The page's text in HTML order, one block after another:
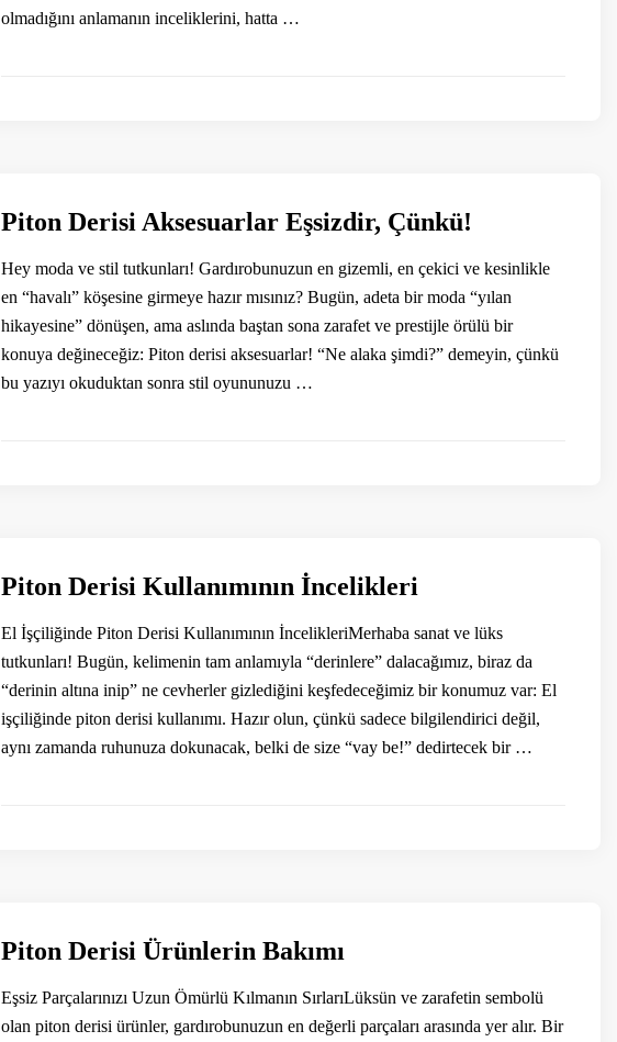
olmadığını anlamanın inceliklerini, hatta …
Piton Derisi Aksesuarlar Eşsizdir, Çünkü!
Hey moda ve stil tutkunları! Gardırobunuzun en gizemli, en çekici ve kesinlikle
en “havalı” köşesine girmeye hazır mısınız? Bugün, adeta bir moda “yılan
hikayesine” dönüşen, ama aslında baştan sona zarafet ve prestijle örülü bir
konuya değineceğiz: Piton derisi aksesuarlar! “Ne alaka şimdi?” demeyin, çünkü
bu yazıyı okuduktan sonra stil oyununuzu …
Piton Derisi Kullanımının İncelikleri
El İşçiliğinde Piton Derisi Kullanımının İncelikleriMerhaba sanat ve lüks
tutkunları! Bugün, kelimenin tam anlamıyla “derinlere” dalacağımız, biraz da
“derinin altına inip” ne cevherler gizlediğini keşfedeceğimiz bir konumuz var: El
işçiliğinde piton derisi kullanımı. Hazır olun, çünkü sadece bilgilendirici değil,
aynı zamanda ruhunuza dokunacak, belki de size “vay be!” dedirtecek bir …
Piton Derisi Ürünlerin Bakımı
Eşsiz Parçalarınızı Uzun Ömürlü Kılmanın SırlarıLüksün ve zarafetin sembolü
olan piton derisi ürünler, gardırobunuzun en değerli parçaları arasında yer alır. Bir